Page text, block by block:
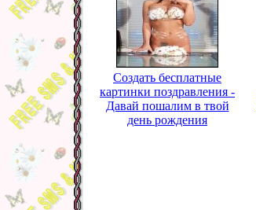
Создать бесплатные
картинки поздравления -
Давай пошалим в твой
день рождения